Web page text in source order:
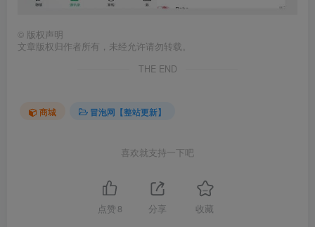
© 版权声明
文章版权归作者所有，未经允许请勿转载。
THE END
商城 冒泡网【整站更新】
喜欢就支持一下吧
点赞 8 分享 收藏